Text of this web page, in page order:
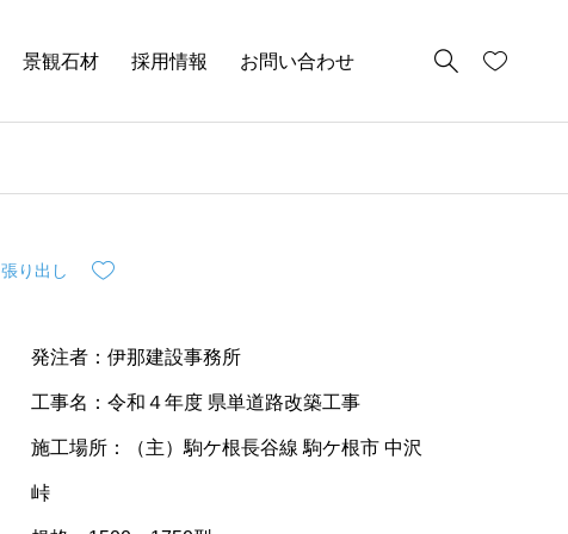
景観石材 採用情報 お問い合わせ
,張り出し
発注者：伊那建設事務所
工事名：令和４年度 県単道路改築工事
施工場所：（主）駒ケ根長谷線 駒ケ根市 中沢
峠